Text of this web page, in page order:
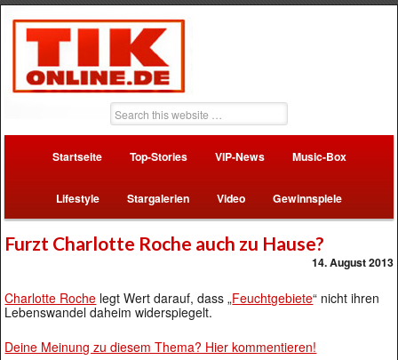
Startseite Top-Stories VIP-News Music-Box
Lifestyle Stargalerien Video Gewinnspiele
Furzt Charlotte Roche auch zu Hause?
14. August 2013
Charlotte Roche legt Wert darauf, dass „Feuchtgebiete“ nicht ihren
Lebenswandel daheim widerspiegelt.
Deine Meinung zu diesem Thema? Hier kommentieren!